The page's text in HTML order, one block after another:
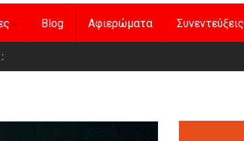
Blog Αφιερώματα Συνεντεύξεις
: